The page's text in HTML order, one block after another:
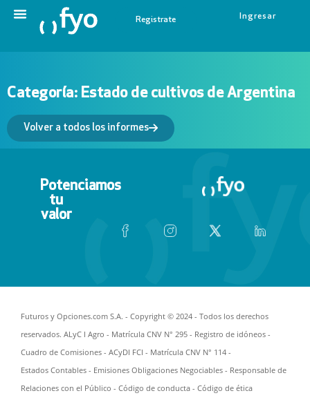
Registrate Ingresar
Categoría: Estado de cultivos de Argentina
Volver a todos los informes
Potenciamos
tu
valor
Futuros y Opciones.com S.A. - Copyright © 2024 - Todos los derechos
reservados. ALyC I Agro - Matrícula CNV N° 295 - Registro de idóneos -
Cuadro de Comisiones - ACyDI FCI - Matrícula CNV N° 114 -
Estados Contables - Emisiones Obligaciones Negociables - Responsable de
Relaciones con el Público - Código de conducta - Código de ética